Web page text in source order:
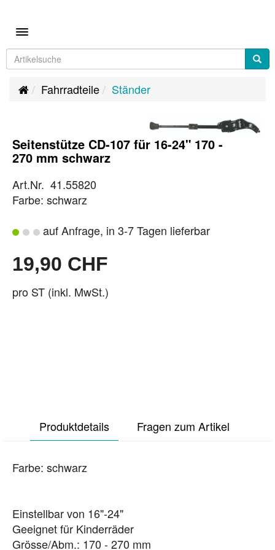
Toggle navigation
Fahrradteile Ständer
Seitenstütze CD-107 für 16-24" 170 -
270 mm schwarz
Art.Nr. 41.55820
Farbe: schwarz
auf Anfrage, in 3-7 Tagen lieferbar
19,90 CHF
pro ST (inkl. MwSt.)
Produktdetails Fragen zum Artikel
Farbe: schwarz
Einstellbar von 16"-24"
Geeignet für Kinderräder
Grösse/Abm.: 170 - 270 mm